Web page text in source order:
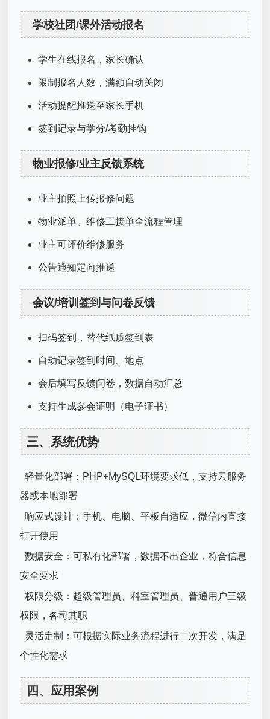
学校社团/课外活动报名
学生在线报名，家长确认
限制报名人数，满额自动关闭
活动提醒推送至家长手机
签到记录与学分/考勤挂钩
物业报修/业主反馈系统
业主拍照上传报修问题
物业派单、维修工接单全流程管理
业主可评价维修服务
公告通知定向推送
会议/培训签到与问卷反馈
扫码签到，替代纸质签到表
自动记录签到时间、地点
会后填写反馈问卷，数据自动汇总
支持生成参会证明（电子证书）
三、系统优势
轻量化部署：PHP+MySQL环境要求低，支持云服务
器或本地部署
响应式设计：手机、电脑、平板自适应，微信内直接
打开使用
数据安全：可私有化部署，数据不出企业，符合信息
安全要求
权限分级：超级管理员、科室管理员、普通用户三级
权限，各司其职
灵活定制：可根据实际业务流程进行二次开发，满足
个性化需求
四、应用案例